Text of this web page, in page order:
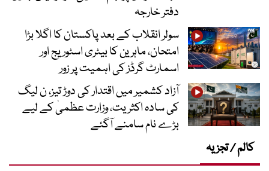
دفتر خارجہ
سولر انقلاب کے بعد پاکستان کا اگلا بڑا
امتحان، ماہرین کا بیٹری اسٹوریج اور
اسمارٹ گرڈز کی اہمیت پر زور
آزاد کشمیر میں اقتدار کی دوڑ تیز، ن لیگ
کی سادہ اکثریت، وزارت عظمیٰ کے لیے
بڑے نام سامنے آگئے
کالم / تجزیہ